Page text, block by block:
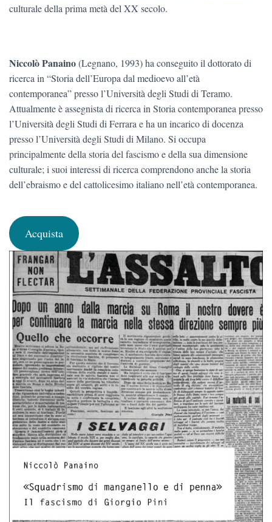
culturale della prima metà del XX secolo.
Niccolò Panaino(Legnano, 1993) ha conseguito il dottorato di
ricerca in “Storia dell’Europa dal medioevo all’età
contemporanea” presso l’Università degli Studi di Teramo.
Attualmente è assegnista di ricerca in Storia contemporanea presso
l’Università degli Studi di Ferrara e ha un incarico di docenza
presso l’Università degli Studi di Milano. Si occupa
principalmente della storia del fascismo e della sua dimensione
culturale; i suoi interessi di ricerca comprendono anche la storia
dell’ebraismo e del cattolicesimo italiano nell’età contemporanea.
Acquista